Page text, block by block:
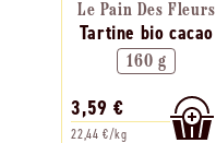
Le Pain Des Fleurs
Tartine bio cacao
160 g
3,59 €
22,44 €/kg